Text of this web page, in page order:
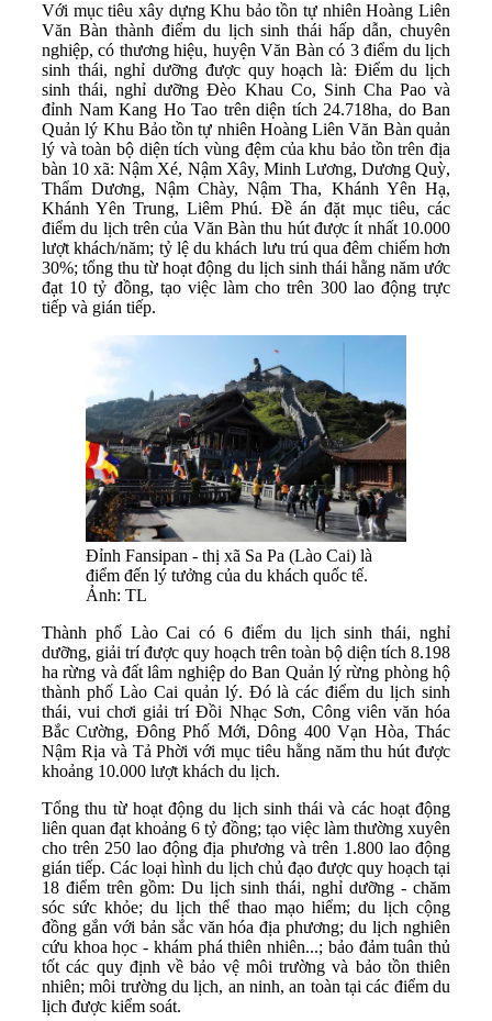
Với mục tiêu xây dựng Khu bảo tồn tự nhiên Hoàng Liên
Văn Bàn thành điểm du lịch sinh thái hấp dẫn, chuyên
nghiệp, có thương hiệu, huyện Văn Bàn có 3 điểm du lịch
sinh thái, nghỉ dưỡng được quy hoạch là: Điểm du lịch
sinh thái, nghỉ dưỡng Đèo Khau Co, Sinh Cha Pao và
đỉnh Nam Kang Ho Tao trên diện tích 24.718ha, do Ban
Quản lý Khu Bảo tồn tự nhiên Hoàng Liên Văn Bàn quản
lý và toàn bộ diện tích vùng đệm của khu bảo tồn trên địa
bàn 10 xã: Nậm Xé, Nậm Xây, Minh Lương, Dương Quỳ,
Thẩm Dương, Nậm Chày, Nậm Tha, Khánh Yên Hạ,
Khánh Yên Trung, Liêm Phú. Đề án đặt mục tiêu, các
điểm du lịch trên của Văn Bàn thu hút được ít nhất 10.000
lượt khách/năm; tỷ lệ du khách lưu trú qua đêm chiếm hơn
30%; tổng thu từ hoạt động du lịch sinh thái hằng năm ước
đạt 10 tỷ đồng, tạo việc làm cho trên 300 lao động trực
tiếp và gián tiếp.
Đỉnh Fansipan - thị xã Sa Pa (Lào Cai) là
điểm đến lý tưởng của du khách quốc tế.
Ảnh: TL
Thành phố Lào Cai có 6 điểm du lịch sinh thái, nghỉ
dưỡng, giải trí được quy hoạch trên toàn bộ diện tích 8.198
ha rừng và đất lâm nghiệp do Ban Quản lý rừng phòng hộ
thành phố Lào Cai quản lý. Đó là các điểm du lịch sinh
thái, vui chơi giải trí Đồi Nhạc Sơn, Công viên văn hóa
Bắc Cường, Đông Phố Mới, Dông 400 Vạn Hòa, Thác
Nậm Rịa và Tả Phời với mục tiêu hằng năm thu hút được
khoảng 10.000 lượt khách du lịch.
Tổng thu từ hoạt động du lịch sinh thái và các hoạt động
liên quan đạt khoảng 6 tỷ đồng; tạo việc làm thường xuyên
cho trên 250 lao động địa phương và trên 1.800 lao động
gián tiếp. Các loại hình du lịch chủ đạo được quy hoạch tại
18 điểm trên gồm: Du lịch sinh thái, nghỉ dưỡng - chăm
sóc sức khỏe; du lịch thể thao mạo hiểm; du lịch cộng
đồng gắn với bản sắc văn hóa địa phương; du lịch nghiên
cứu khoa học - khám phá thiên nhiên...; bảo đảm tuân thủ
tốt các quy định về bảo vệ môi trường và bảo tồn thiên
nhiên; môi trường du lịch, an ninh, an toàn tại các điểm du
lịch được kiểm soát.